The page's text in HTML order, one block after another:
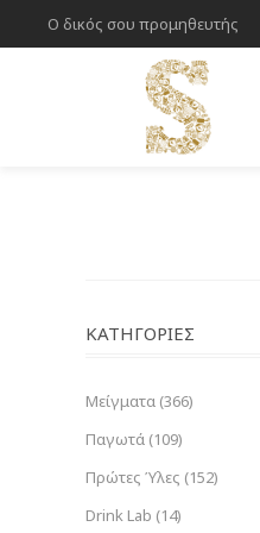
Ο δικός σου προμηθευτής
ΚΑΤΗΓΟΡΊΕΣ
Μείγματα (366)
Παγωτά (109)
Πρώτες Ύλες (152)
Drink Lab (14)